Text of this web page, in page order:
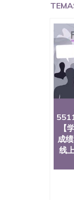
认
证
回
证
要
位
高
志
所
【
成
线